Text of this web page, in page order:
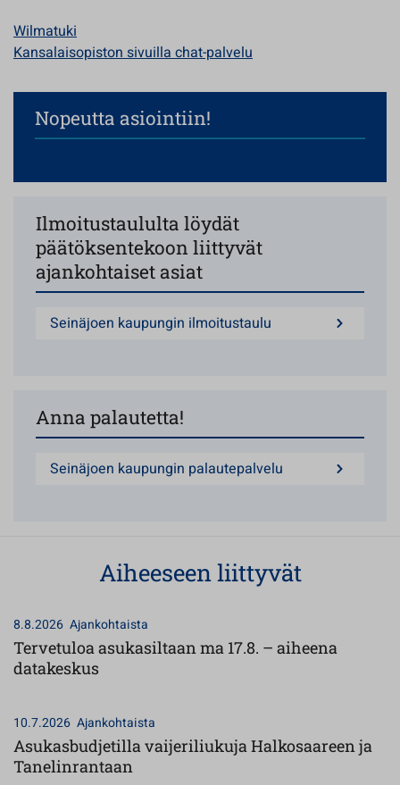
Wilmatuki
Kansalaisopiston sivuilla chat-palvelu
Nopeutta asiointiin!
Ilmoitustaululta löydät
päätöksentekoon liittyvät
ajankohtaiset asiat
Seinäjoen kaupungin ilmoitustaulu
Anna palautetta!
Seinäjoen kaupungin palautepalvelu
Aiheeseen liittyvät
8.8.2026 Ajankohtaista
Tervetuloa asukasiltaan ma 17.8. – aiheena
datakeskus
10.7.2026 Ajankohtaista
Asukasbudjetilla vaijeriliukuja Halkosaareen ja
Tanelinrantaan